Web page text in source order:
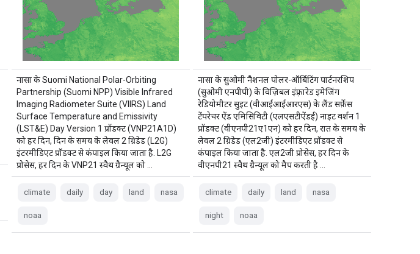
नासा के Suomi National Polar-Orbiting
Partnership (Suomi NPP) Visible Infrared
Imaging Radiometer Suite (VIIRS) Land
Surface Temperature and Emissivity
(LST&E) Day Version 1 प्रॉडक्ट (VNP21A1D)
को हर दिन, दिन के समय के लेवल 2 ग्रिडेड (L2G)
इंटरमीडिएट प्रॉडक्ट से कंपाइल किया जाता है. L2G
प्रोसेस, हर दिन के VNP21 स्वैथ ग्रैन्यूल को …
climate daily day land nasa
noaa
नासा के सुओमी नैशनल पोलर-ऑर्बिटिंग पार्टनरशिप
(सुओमी एनपीपी) के विज़िबल इंफ़्रारेड इमेजिंग
रेडियोमीटर सुइट (वीआईआईआरएस) के लैंड सर्फ़ेस
टेंपरेचर ऐंड एमिसिविटी (एलएसटीऐंडई) नाइट वर्शन 1
प्रॉडक्ट (वीएनपी21ए1एन) को हर दिन, रात के समय के
लेवल 2 ग्रिडेड (एल2जी) इंटरमीडिएट प्रॉडक्ट से
कंपाइल किया जाता है. एल2जी प्रोसेस, हर दिन के
वीएनपी21 स्वैथ ग्रैन्यूल को मैप करती है …
climate daily land nasa
night noaa